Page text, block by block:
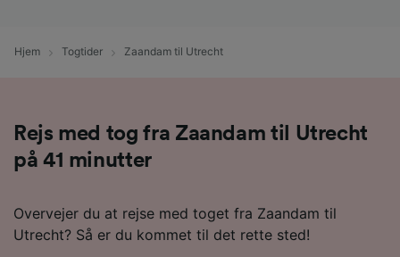
Hjem Togtider Zaandam til Utrecht
Rejs med tog fra Zaandam til Utrecht
på 41 minutter
Overvejer du at rejse med toget fra Zaandam til
Utrecht? Så er du kommet til det rette sted!